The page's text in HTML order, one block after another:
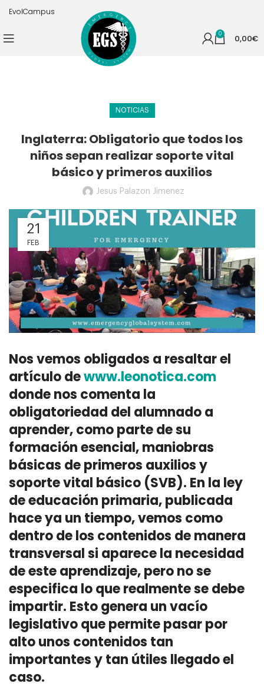
EvolCampus
0 0,00€
NOTICIAS
Inglaterra: Obligatorio que todos los
niños sepan realizar soporte vital
básico y primeros auxilios
Jesus Palazon Jimenez
21
FEB
Nos vemos obligados a resaltar el
artículo dewww.leonotica.com
donde nos comenta la
obligatoriedad del alumnado a
aprender, como parte de su
formación esencial, maniobras
básicas de primeros auxilios y
soporte vital básico (SVB). En la ley
de educación primaria, publicada
hace ya un tiempo, vemos como
dentro de los contenidos de manera
transversal si aparece la necesidad
de este aprendizaje, pero no se
especifica lo que realmente se debe
impartir. Esto genera un vacío
legislativo que permite pasar por
alto unos contenidos tan
importantes y tan útiles llegado el
caso.